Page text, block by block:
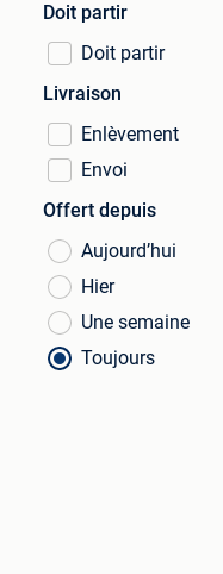
Doit partir
Doit partir
Livraison
Enlèvement
Envoi
Offert depuis
Aujourd’hui
Hier
Une semaine
Toujours